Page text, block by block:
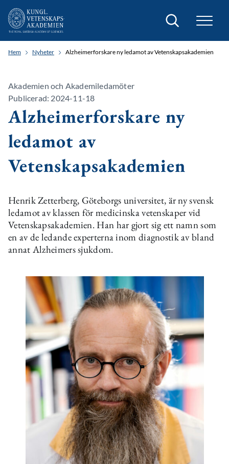
Sök
Hem Nyheter Alzheimerforskare ny ledamot av Vetenskapsakademien
Akademien och Akademiledamöter
Publicerad: 2024-11-18
Alzheimerforskare ny
ledamot av
Vetenskapsakademien
Henrik Zetterberg, Göteborgs universitet, är ny svensk
ledamot av klassen för medicinska vetenskaper vid
Vetenskapsakademien. Han har gjort sig ett namn som
en av de ledande experterna inom diagnostik av bland
annat Alzheimers sjukdom.